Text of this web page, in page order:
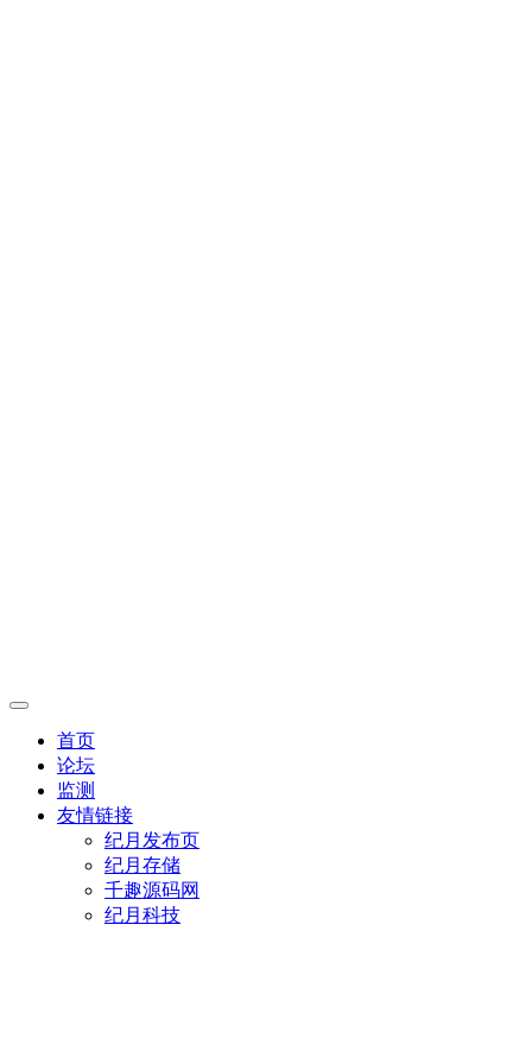
首页
论坛
监测
友情链接
纪月发布页
纪月存储
千趣源码网
纪月科技